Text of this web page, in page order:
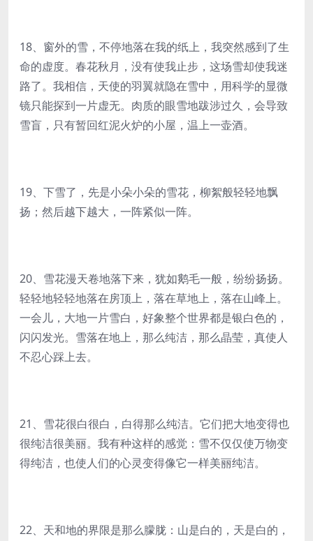
18、窗外的雪，不停地落在我的纸上，我突然感到了生
命的虚度。春花秋月，没有使我止步，这场雪却使我迷
路了。我相信，天使的羽翼就隐在雪中，用科学的显微
镜只能探到一片虚无。肉质的眼雪地跋涉过久，会导致
雪盲，只有暂回红泥火炉的小屋，温上一壶酒。
19、下雪了，先是小朵小朵的雪花，柳絮般轻轻地飘
扬；然后越下越大，一阵紧似一阵。
20、雪花漫天卷地落下来，犹如鹅毛一般，纷纷扬扬。
轻轻地轻轻地落在房顶上，落在草地上，落在山峰上。
一会儿，大地一片雪白，好象整个世界都是银白色的，
闪闪发光。雪落在地上，那么纯洁，那么晶莹，真使人
不忍心踩上去。
21、雪花很白很白，白得那么纯洁。它们把大地变得也
很纯洁很美丽。我有种这样的感觉：雪不仅仅使万物变
得纯洁，也使人们的心灵变得像它一样美丽纯洁。
22、天和地的界限是那么朦胧：山是白的，天是白的，